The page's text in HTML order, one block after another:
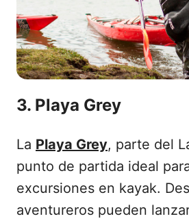
3. Playa Grey
La Playa Grey, parte del
punto de partida ideal
excursiones en kayak.
aventureros pueden